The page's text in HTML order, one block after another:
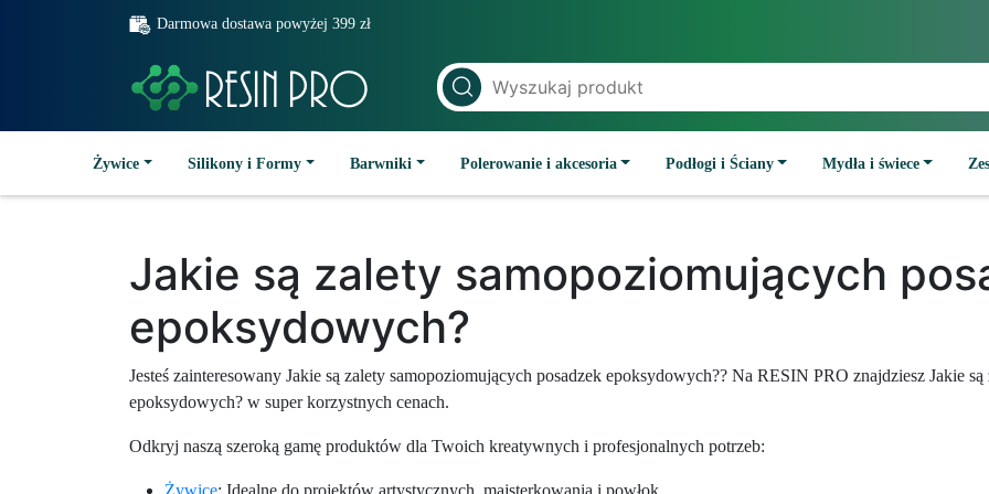
Darmowa dostawa powyżej 399 zł
Żywice Silikony i Formy Barwniki Polerowanie i akcesoria Podłogi i Ściany Mydła i świece
Jakie są zalety samopoziomujących
epoksydowych?
Jesteś zainteresowany Jakie są zalety samopoziomujących posadzek epoksydowych?? Na RESIN PRO znajdziesz Jakie
epoksydowych? w super korzystnych cenach.
Odkryj naszą szeroką gamę produktów dla Twoich kreatywnych i profesjonalnych potrzeb: